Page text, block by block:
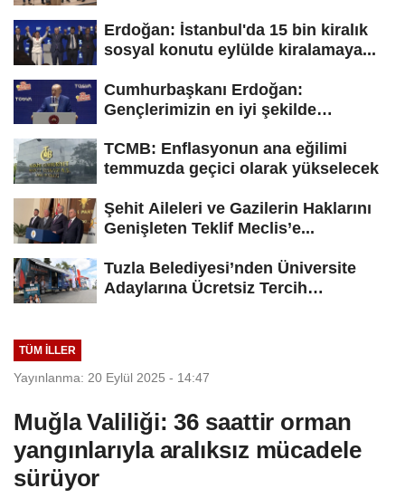
Erdoğan: İstanbul'da 15 bin kiralık
sosyal konutu eylülde kiralamaya...
Cumhurbaşkanı Erdoğan:
Gençlerimizin en iyi şekilde
TCMB: Enflasyonun ana eğilimi
temmuzda geçici olarak yükselecek
Şehit Aileleri ve Gazilerin Haklarını
Genişleten Teklif Meclis’e...
Tuzla Belediyesi’nden Üniversite
Adaylarına Ücretsiz Tercih
TÜM İLLER
Yayınlanma: 20 Eylül 2025 - 14:47
Muğla Valiliği: 36 saattir orman
yangınlarıyla aralıksız mücadele
sürüyor